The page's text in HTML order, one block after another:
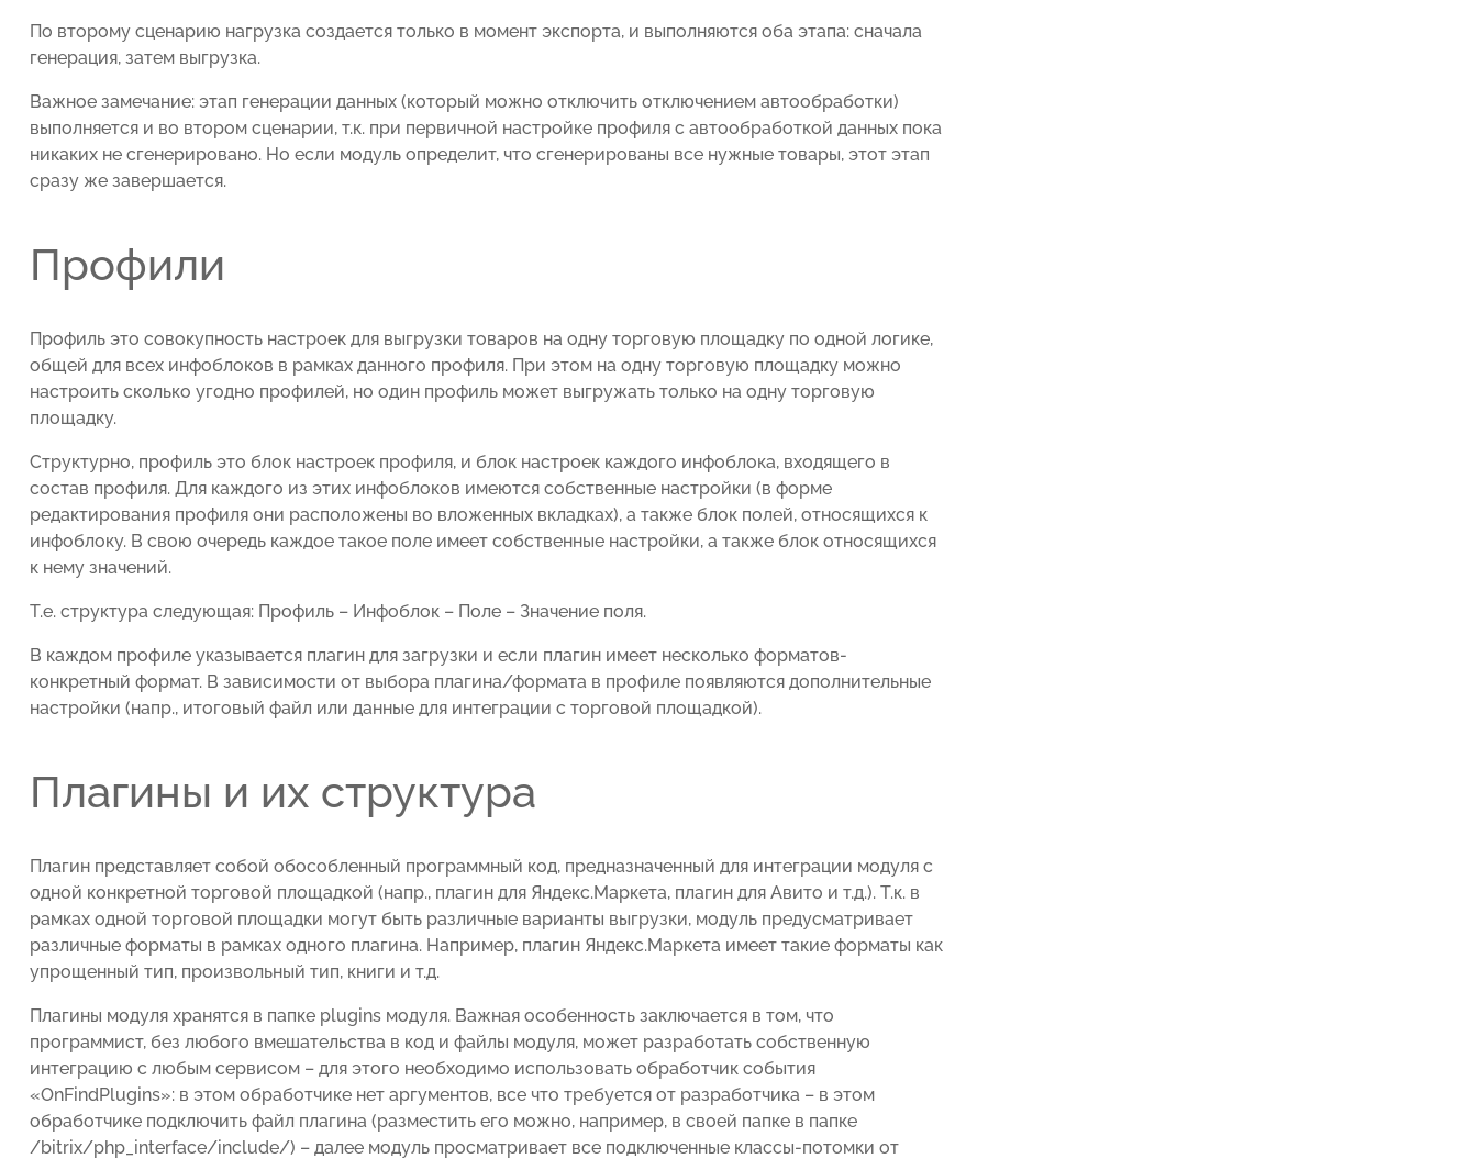
По второму сценарию нагрузка создается только в момент экспорта, и выполняются оба этапа: сначала
генерация, затем выгрузка.
Важное замечание: этап генерации данных (который можно отключить отключением автообработки)
выполняется и во втором сценарии, т.к. при первичной настройке профиля с автообработкой данных пока
никаких не сгенерировано. Но если модуль определит, что сгенерированы все нужные товары, этот этап
сразу же завершается.
Профили
Профиль это совокупность настроек для выгрузки товаров на одну торговую площадку по одной логике,
общей для всех инфоблоков в рамках данного профиля. При этом на одну торговую площадку можно
настроить сколько угодно профилей, но один профиль может выгружать только на одну торговую
площадку.
Структурно, профиль это блок настроек профиля, и блок настроек каждого инфоблока, входящего в
состав профиля. Для каждого из этих инфоблоков имеются собственные настройки (в форме
редактирования профиля они расположены во вложенных вкладках), а также блок полей, относящихся к
инфоблоку. В свою очередь каждое такое поле имеет собственные настройки, а также блок относящихся
к нему значений.
Т.е. структура следующая: Профиль – Инфоблок – Поле – Значение поля.
В каждом профиле указывается плагин для загрузки и если плагин имеет несколько форматов-
конкретный формат. В зависимости от выбора плагина/формата в профиле появляются дополнительные
настройки (напр., итоговый файл или данные для интеграции с торговой площадкой).
Плагины и их структура
Плагин представляет собой обособленный программный код, предназначенный для интеграции модуля с
одной конкретной торговой площадкой (напр., плагин для Яндекс.Маркета, плагин для Авито и т.д.). Т.к. в
рамках одной торговой площадки могут быть различные варианты выгрузки, модуль предусматривает
различные форматы в рамках одного плагина. Например, плагин Яндекс.Маркета имеет такие форматы как
упрощенный тип, произвольный тип, книги и т.д.
Плагины модуля хранятся в папке plugins модуля. Важная особенность заключается в том, что
программист, без любого вмешательства в код и файлы модуля, может разработать собственную
интеграцию с любым сервисом – для этого необходимо использовать обработчик события
«OnFindPlugins»: в этом обработчике нет аргументов, все что требуется от разработчика – в этом
обработчике подключить файл плагина (разместить его можно, например, в своей папке в папке
/bitrix/php_interface/include/) – далее модуль просматривает все подключенные классы-потомки от